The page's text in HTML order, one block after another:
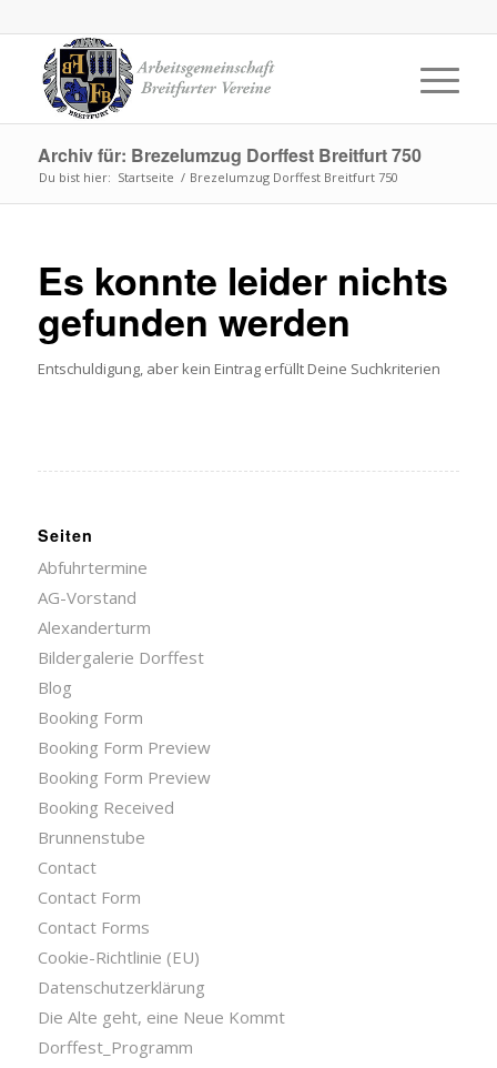
Archiv für: Brezelumzug Dorffest Breitfurt 750
Du bist hier: Startseite / Brezelumzug Dorffest Breitfurt 750
Es konnte leider nichts
gefunden werden
Entschuldigung, aber kein Eintrag erfüllt Deine Suchkriterien
Seiten
Abfuhrtermine
AG-Vorstand
Alexanderturm
Bildergalerie Dorffest
Blog
Booking Form
Booking Form Preview
Booking Form Preview
Booking Received
Brunnenstube
Contact
Contact Form
Contact Forms
Cookie-Richtlinie (EU)
Datenschutzerklärung
Die Alte geht, eine Neue Kommt
Dorffest_Programm